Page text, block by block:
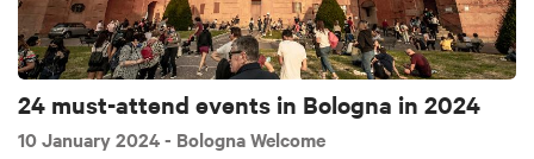
24 must-attend events in Bologna in 2024
10 January 2024- Bologna Welcome